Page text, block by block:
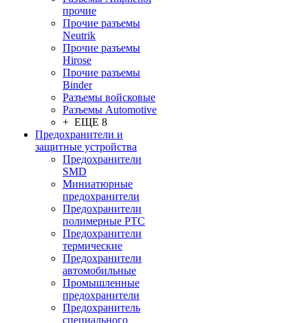
прочие
Прочие разъемы
Neutrik
Прочие разъемы
Hirose
Прочие разъемы
Binder
Разъемы войсковые
Разъeмы Automotive
+ ЕЩЕ 8
Предохранители и
защитные устройства
Предохранители
SMD
Миниатюрные
предохранители
Предохранители
полимерные PTC
Предохранители
термические
Предохранители
автомобильные
Промышленные
предохранители
Предохранитель
специального